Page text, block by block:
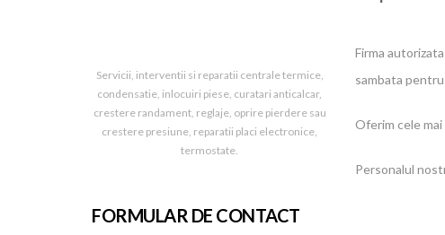
Firma
sambata
Oferim cele
Personalul
Servicii, interventii si reparatii centrale termice,
condensatie, inlocuiri piese, curatari anticalcar,
crestere randament, reglaje, oprire pierdere sau
crestere presiune, reparatii placi electronice,
termostate.
FORMULAR DE CONTACT